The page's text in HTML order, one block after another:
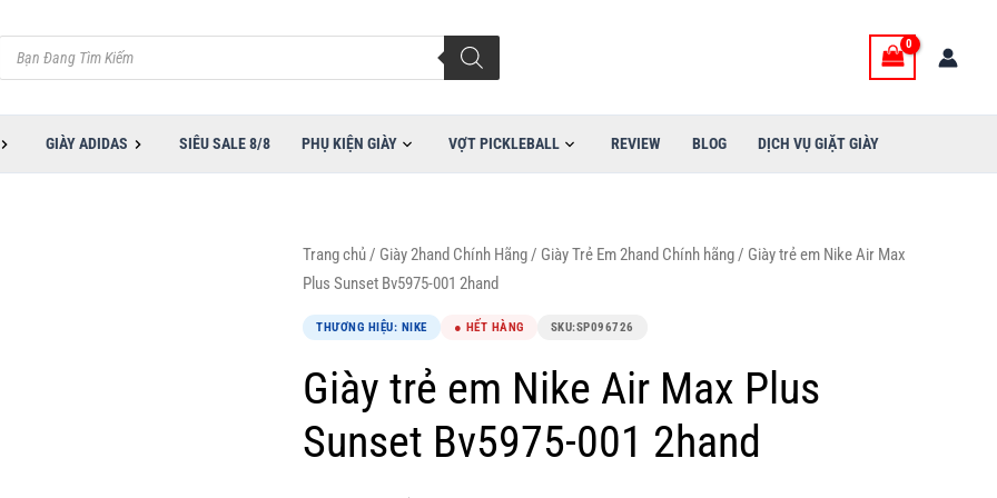
Tìm
kiếm
sản
GIÀY ADIDAS SIÊU SALE 8/8 PHỤ KIỆN GIÀY VỢT PICKLEBALL REVIEW BLOG DỊCH VỤ GIẶT GIÀY
Trang chủ/ Giày 2hand Chính Hãng/ Giày Trẻ Em 2hand Chính hãng/ Giày trẻ em Nike Air Max
Plus Sunset Bv5975-001 2hand
THƯƠNG HIỆU: NIKE ● HẾT HÀNG SKU:SP096726
Giày trẻ em Nike Air Max Plus
Sunset Bv5975-001 2hand